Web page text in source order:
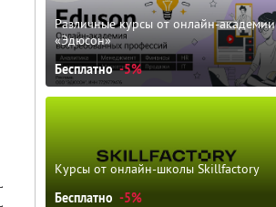
Различные курсы от онлайн-академии
«Эдюсон»
Бесплатно -5%
Курсы от онлайн-школы Skillfactory
Бесплатно -5%